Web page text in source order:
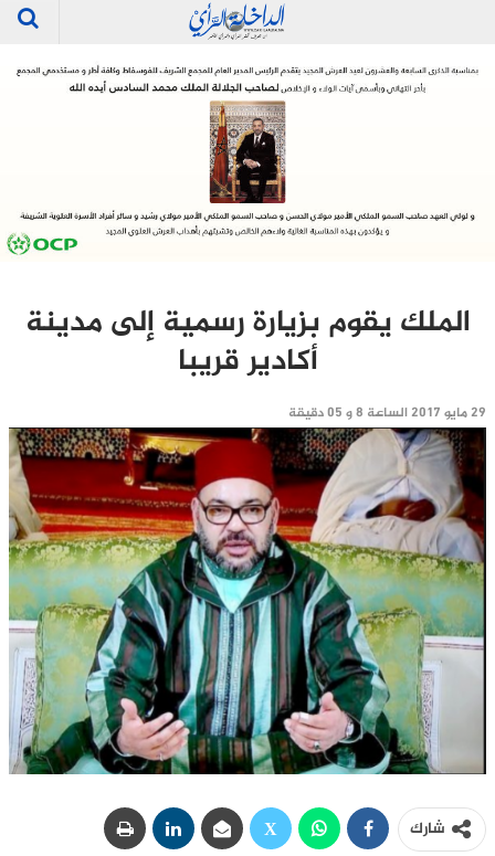
الملك يقوم بزيارة رسمية إلى مدينة
أكادير قريبا
29 مايو 2017 الساعة 8 و 05 دقيقة
شارك